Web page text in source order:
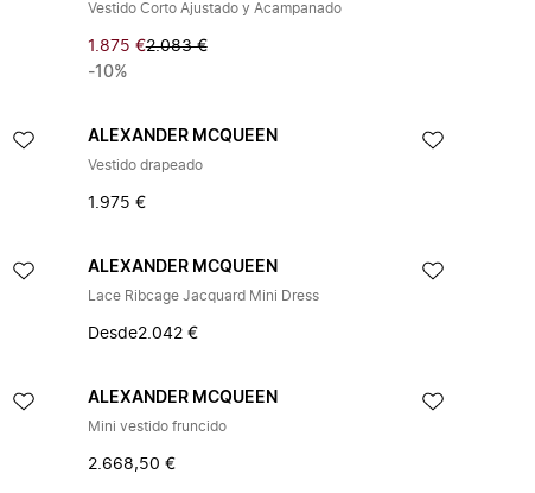
Vestido Corto Ajustado y Acampanado
1.875 €2.083 €
-10%
ALEXANDER MCQUEEN
Vestido drapeado
1.975 €
ALEXANDER MCQUEEN
Lace Ribcage Jacquard Mini Dress
Desde2.042 €
ALEXANDER MCQUEEN
Mini vestido fruncido
2.668,50 €